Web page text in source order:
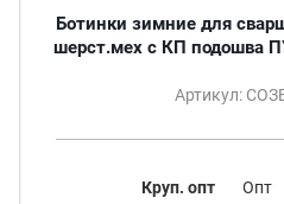
Ботинки зимние для
шерст.мех с КП подошва
Артикул:
Круп. опт Опт